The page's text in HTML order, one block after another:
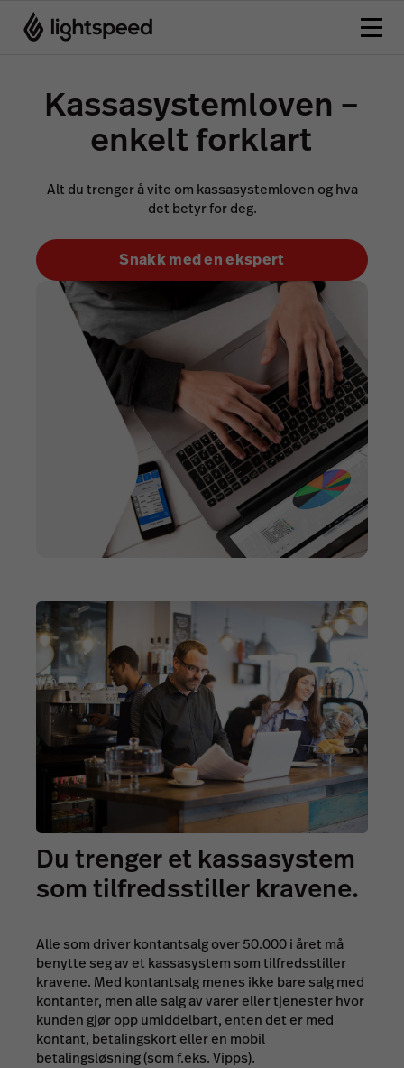
Kassasystemloven –
enkelt forklart
Alt du trenger å vite om kassasystemloven og hva
det betyr for deg.
Snakk med en ekspert
Du trenger et kassasystem
som tilfredsstiller kravene.
Alle som driver kontantsalg over 50.000 i året må
benytte seg av et kassasystem som tilfredsstiller
kravene. Med kontantsalg menes ikke bare salg med
kontanter, men alle salg av varer eller tjenester hvor
kunden gjør opp umiddelbart, enten det er med
kontant, betalingskort eller en mobil
betalingsløsning (som f.eks. Vipps).